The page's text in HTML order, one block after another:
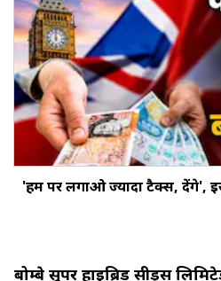
'हम पर लगाओ ज्यादा टैक्स, देंगे',
बोम्बे सूपर हाईब्रिड सीड्स